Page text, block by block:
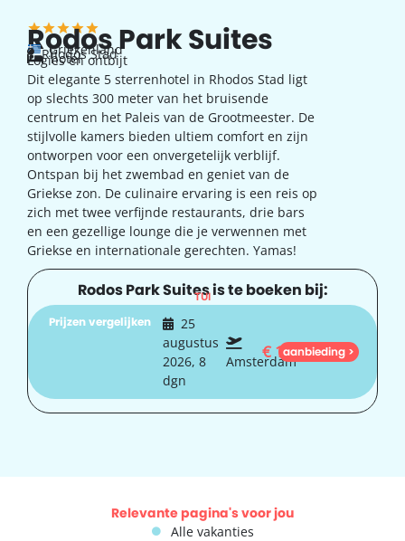
Rodos Park Suites
Griekenland
Rhodos Stad
hotel
Logies en ontbijt
Dit elegante 5 sterrenhotel in Rhodos Stad ligt
op slechts 300 meter van het bruisende
centrum en het Paleis van de Grootmeester. De
stijlvolle kamers bieden ultiem comfort en zijn
ontworpen voor een onvergetelijk verblijf.
Ontspan bij het zwembad en geniet van de
Griekse zon. De culinaire ervaring is een reis op
zich met twee verfijnde restaurants, drie bars
en een gezellige lounge die je verwennen met
Griekse en internationale gerechten. Yamas!
Rodos Park Suites is te boeken bij:
TUI
Prijzen vergelijken
25
augustus
2026, 8
dgn
Amsterdam
€1.102
aanbieding >
Relevante pagina's voor jou
Alle vakanties